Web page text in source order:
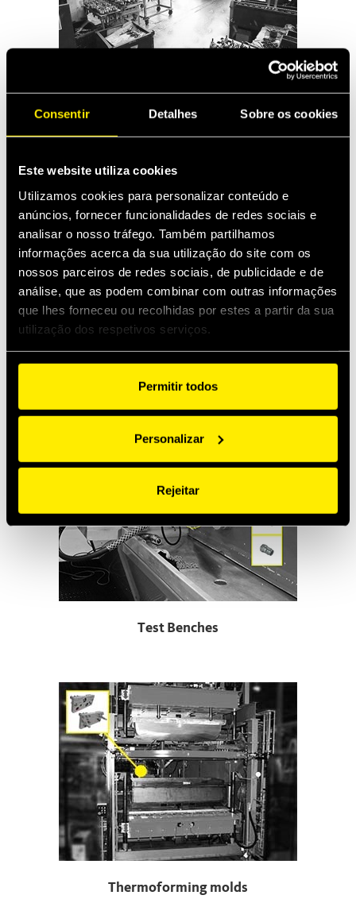
Consentir Detalhes Sobre os cookies
Este website utiliza cookies
Utilizamos cookies para personalizar conteúdo e
anúncios, fornecer funcionalidades de redes sociais e
analisar o nosso tráfego. Também partilhamos
informações acerca da sua utilização do site com os
nossos parceiros de redes sociais, de publicidade e de
análise, que as podem combinar com outras informações
que lhes forneceu ou recolhidas por estes a partir da sua
utilização dos respetivos serviços.
Permitir todos
Personalizar
Rejeitar
Power Steering Industry
Injection Moulding
Test Benches
Thermoforming molds